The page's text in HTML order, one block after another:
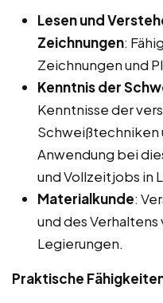
Lesen und
Zeichnungen:
Zeichnungen und
Kenntnis der
Kenntnisse der
Schweißtechniken
Anwendung bei
und Vollzeitjobs in
Materialkunde:
und des
Legierungen.
Praktische